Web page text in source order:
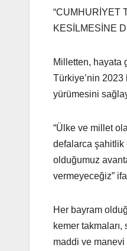
“CUMHURİYET
KESİLMESİNE
Milletten, hayata
Türkiye’nin 2023
yürümesini
“Ülke ve millet
defalarca şahitlik
olduğumuz
vermeyeceğiz”
Her bayram
kemer takmaları,
maddi ve